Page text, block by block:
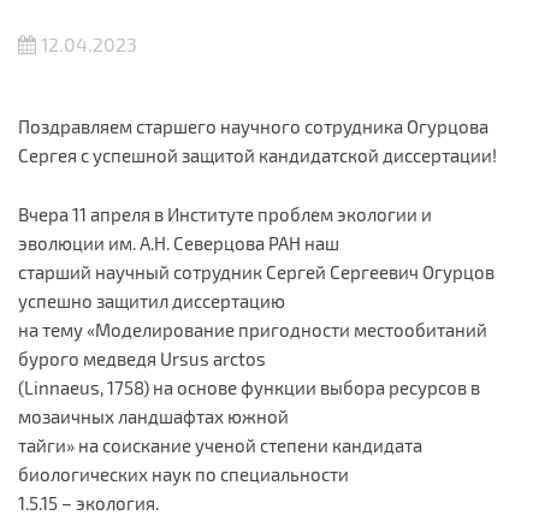
12.04.2023
Поздравляем старшего научного сотрудника Огурцова
Сергея с успешной защитой кандидатской диссертации!
Вчера 11 апреля в Институте проблем экологии и
эволюции им. А.Н. Северцова РАН наш
старший научный сотрудник Сергей Сергеевич Огурцов
успешно защитил диссертацию
на тему «Моделирование пригодности местообитаний
бурого медведя Ursus arctos
(Linnaeus, 1758) на основе функции выбора ресурсов в
мозаичных ландшафтах южной
тайги» на соискание ученой степени кандидата
биологических наук по специальности
1.5.15 – экология.